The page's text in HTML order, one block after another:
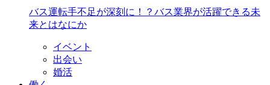
バス運転手不足が深刻に！？バス業界が活躍できる未
来とはなにか
イベント
出会い
婚活